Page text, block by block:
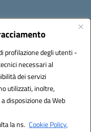
profilazione degli utenti -
necessari al
dei servizi
utilizzati, inoltre,
disposizione da Web
la ns. Cookie Policy.
S.r.l.